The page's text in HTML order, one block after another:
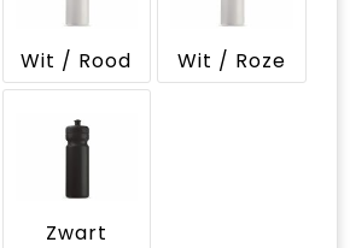
Wit / Rood Wit / Roze
Zwart